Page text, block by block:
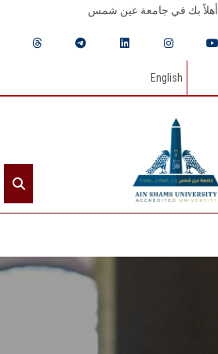
أهلاً بك في جامعة عين شمس
English